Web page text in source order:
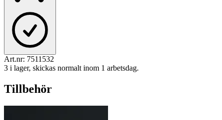
Art.nr: 7511532
3 i lager, skickas normalt inom 1 arbetsdag.
Tillbehör